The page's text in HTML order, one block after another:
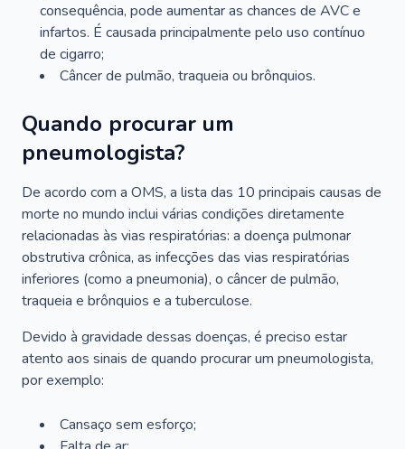
consequência, pode aumentar as chances de AVC e
infartos. É causada principalmente pelo uso contínuo
de cigarro;
Câncer de pulmão, traqueia ou brônquios.
Quando procurar um
pneumologista?
De acordo com a OMS, a lista das 10 principais causas de
morte no mundo inclui várias condições diretamente
relacionadas às vias respiratórias: a doença pulmonar
obstrutiva crônica, as infecções das vias respiratórias
inferiores (como a pneumonia), o câncer de pulmão,
traqueia e brônquios e a tuberculose.
Devido à gravidade dessas doenças, é preciso estar
atento aos sinais de quando procurar um pneumologista,
por exemplo:
Cansaço sem esforço;